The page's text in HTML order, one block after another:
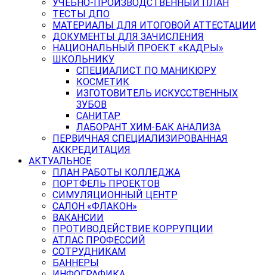
УЧЕБНО-ПРОИЗВОДСТВЕННЫЙ ПЛАН
ТЕСТЫ ДПО
МАТЕРИАЛЫ ДЛЯ ИТОГОВОЙ АТТЕСТАЦИИ
ДОКУМЕНТЫ ДЛЯ ЗАЧИСЛЕНИЯ
НАЦИОНАЛЬНЫЙ ПРОЕКТ «КАДРЫ»
ШКОЛЬНИКУ
СПЕЦИАЛИСТ ПО МАНИКЮРУ
КОСМЕТИК
ИЗГОТОВИТЕЛЬ ИСКУССТВЕННЫХ
ЗУБОВ
САНИТАР
ЛАБОРАНТ ХИМ-БАК АНАЛИЗА
ПЕРВИЧНАЯ СПЕЦИАЛИЗИРОВАННАЯ
АККРЕДИТАЦИЯ
АКТУАЛЬНОЕ
ПЛАН РАБОТЫ КОЛЛЕДЖА
ПОРТФЕЛЬ ПРОЕКТОВ
СИМУЛЯЦИОННЫЙ ЦЕНТР
САЛОН «ФЛАКОН»
ВАКАНСИИ
ПРОТИВОДЕЙСТВИЕ КОРРУПЦИИ
АТЛАС ПРОФЕССИЙ
СОТРУДНИКАМ
БАННЕРЫ